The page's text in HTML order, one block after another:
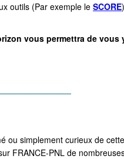
outils (Par exemple le SCORE
vous permettra de vous
ou simplement curieux de
FRANCE-PNL de